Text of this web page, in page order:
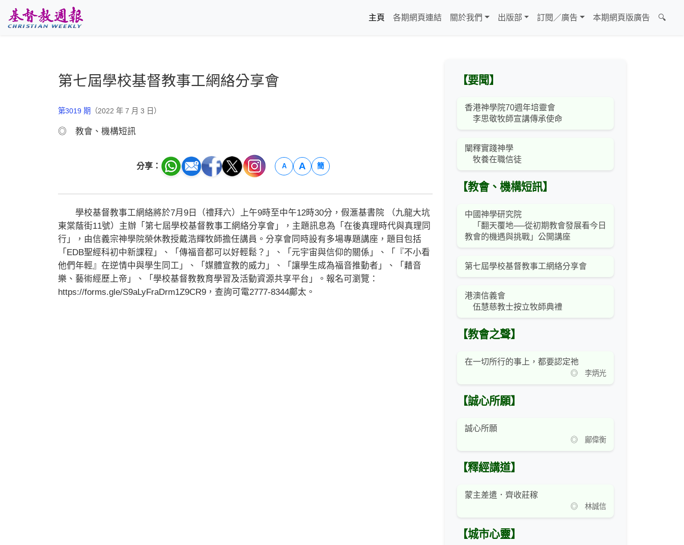
主頁
各期網頁連結 關於我們 出版部 訂閱／廣告 本期網頁版廣告 🔍
第七屆學校基督教事工網絡分享會
第3019 期 （2022 年 7 月 3 日）
◎ 教會、機構短訊
分享： A A 簡
學校基督教事工網絡將於7月9日（禮拜六）上午9時至中午12時30分，假滙基書院 （九龍大坑
東棠蔭街11號）主辦「第七屆學校基督教事工網絡分享會」，主題訊息為「在後真理時代與真理同
行」，由信義宗神學院榮休教授戴浩輝牧師擔任講員。分享會同時設有多場專題講座，題目包括
「EDB聖經科初中新課程」、「傳福音都可以好輕鬆？」、「元宇宙與信仰的關係」、「『不小看
他們年輕』在逆情中與學生同工」、「媒體宣教的威力」、「讓學生成為福音推動者」、「藉音
樂、藝術經歷上帝」、「學校基督教教育學習及活動資源共享平台」。報名可瀏覽：
https://forms.gle/S9aLyFraDrm1Z9CR9，查詢可電2777-8344鄺太。
【要聞】
香港神學院70週年培靈會
李思敬牧師宣講傳承使命
闡釋實踐神學
牧養在職信徒
【教會、機構短訊】
中國神學研究院
「翻天覆地──從初期教會發展看今日
教會的機遇與挑戰」公開講座
第七屆學校基督教事工網絡分享會
港澳信義會
伍慧慈教士按立牧師典禮
【教會之聲】
在一切所行的事上，都要認定祂
◎ 李炳光
【誠心所願】
誠心所願
◎ 鄺偉衡
【釋經講道】
蒙主差遣．齊收莊稼
◎ 林誠信
【城市心靈】